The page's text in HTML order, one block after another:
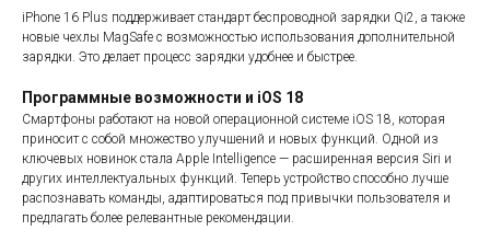
iPhone 16 Plus поддерживает стандарт беспроводной зарядки Qi2, а также
новые чехлы MagSafe с возможностью использования дополнительной
зарядки. Это делает процесс зарядки удобнее и быстрее.
Программные возможности и iOS 18
Смартфоны работают на новой операционной системе iOS 18, которая
приносит с собой множество улучшений и новых функций. Одной из
ключевых новинок стала Apple Intelligence — расширенная версия Siri и
других интеллектуальных функций. Теперь устройство способно лучше
распознавать команды, адаптироваться под привычки пользователя и
предлагать более релевантные рекомендации.